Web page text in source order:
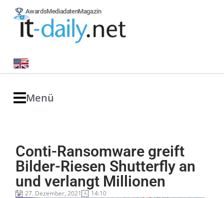
AwardsMediadatenMagazin
Menü
Conti-Ransomware greift
Bilder-Riesen Shutterfly an
und verlangt Millionen
27. Dezember, 2021 14:10